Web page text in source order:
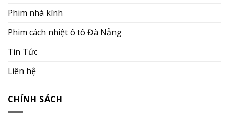
Phim nhà kính
Phim cách nhiệt ô tô Đà Nẵng
Tin Tức
Liên hệ
CHÍNH SÁCH